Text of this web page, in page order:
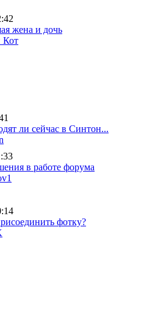
жена и дочь
ли сейчас в Синтон...
в работе форума
фотку?